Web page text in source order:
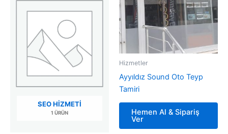
SEO HIZMETI
1 ÜRÜN
Hizmetler
Ayyıldız Sound Oto Teyp
Tamiri
Hemen Al & Sipariş
Ver